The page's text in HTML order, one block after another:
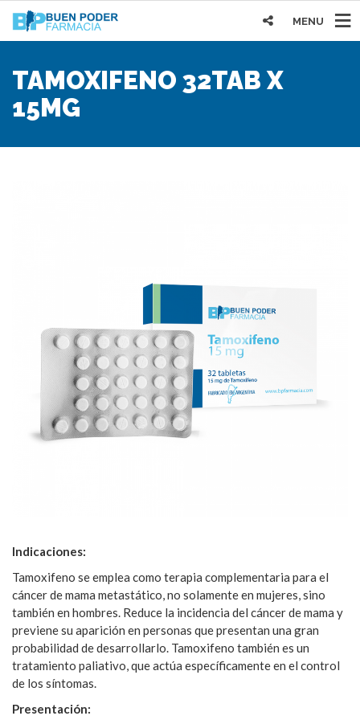
MENU
TAMOXIFENO 32TAB Х
15MG
Indicaciones:
Tamoxifeno se emplea como terapia complementaria para el
cáncer de mama metastático, no solamente en mujeres, sino
también en hombres. Reduce la incidencia del cáncer de mama y
previene su aparición en personas que presentan una gran
probabilidad de desarrollarlo. Tamoxifeno también es un
tratamiento paliativo, que actúa específicamente en el control
de los síntomas.
Presentación: